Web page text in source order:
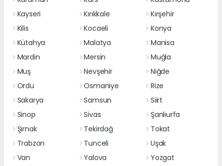
Kayseri
Kırıkkale
Kırşehir
Kilis
Kocaeli
Konya
Kütahya
Malatya
Manisa
Mardin
Mersin
Muğla
Muş
Nevşehir
Niğde
Ordu
Osmaniye
Rize
Sakarya
Samsun
Siirt
Sinop
Sivas
Şanlıurfa
Şırnak
Tekirdağ
Tokat
Trabzon
Tunceli
Uşak
Van
Yalova Yozgat